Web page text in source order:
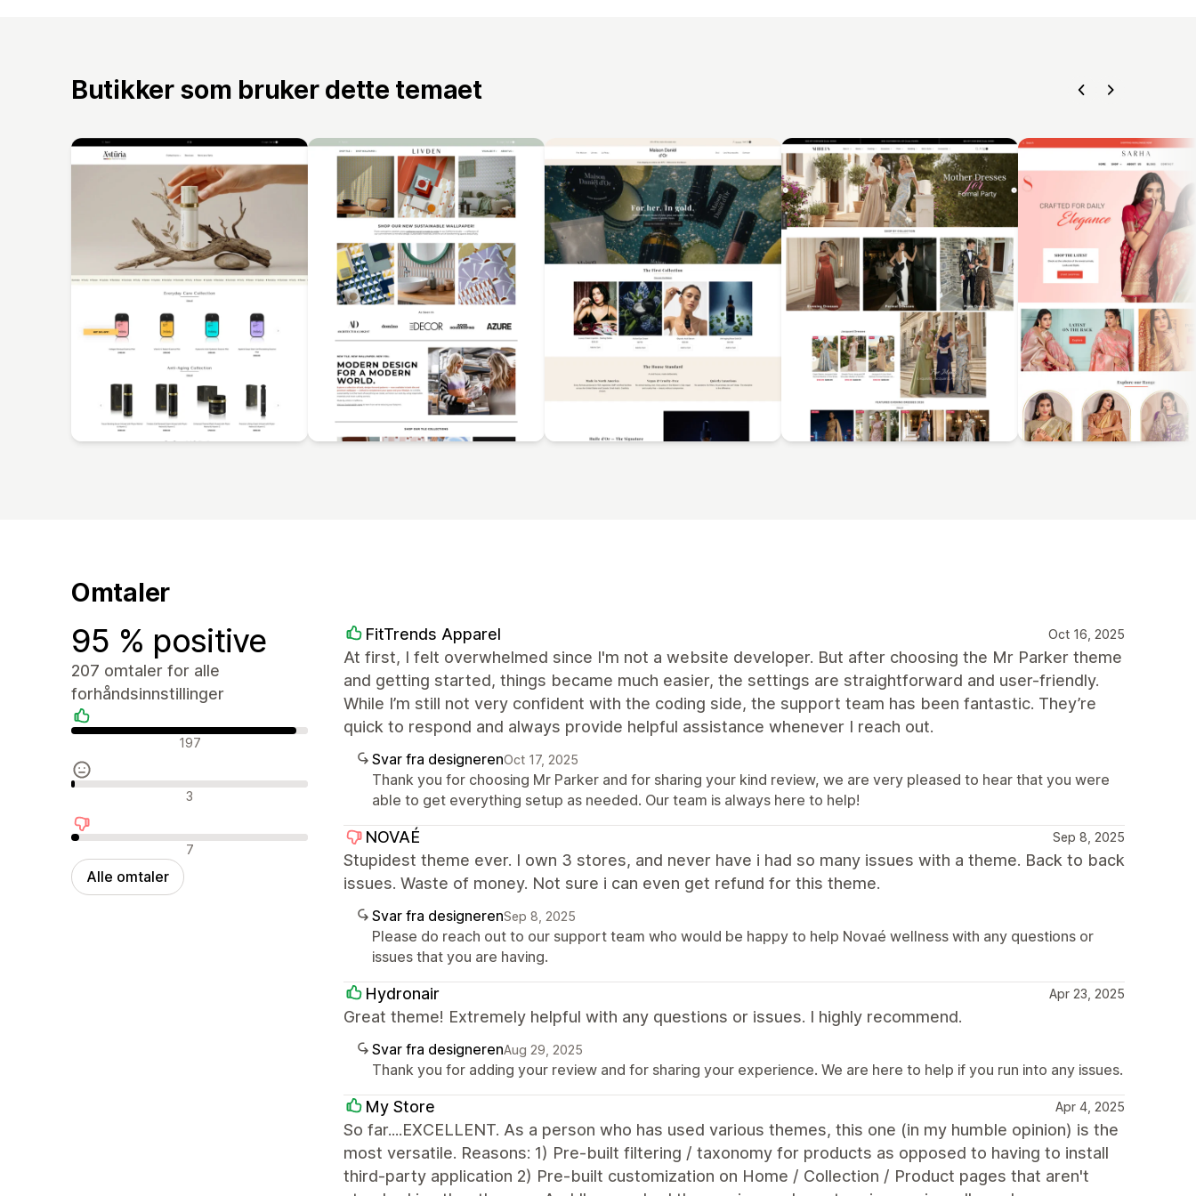
Butikker som bruker dette temaet
Omtaler
95 % positive
207 omtaler for alle
forhåndsinnstillinger
Positive omtaler 197
Nøytrale omtaler 3
Negative omtaler 7
Alle omtaler
FitTrends Apparel Oct 16, 2025
At first, I felt overwhelmed since I'm not a website developer. But after choosing the Mr Parker theme
and getting started, things became much easier, the settings are straightforward and user-friendly.
While I’m still not very confident with the coding side, the support team has been fantastic. They’re
quick to respond and always provide helpful assistance whenever I reach out.
Svar fra designerenOct 17, 2025
Thank you for choosing Mr Parker and for sharing your kind review, we are very pleased to hear that you were
able to get everything setup as needed. Our team is always here to help!
NOVAÉ Sep 8, 2025
Stupidest theme ever. I own 3 stores, and never have i had so many issues with a theme. Back to back
issues. Waste of money. Not sure i can even get refund for this theme.
Svar fra designerenSep 8, 2025
Please do reach out to our support team who would be happy to help Novaé wellness with any questions or
issues that you are having.
Hydronair Apr 23, 2025
Great theme! Extremely helpful with any questions or issues. I highly recommend.
Svar fra designerenAug 29, 2025
Thank you for adding your review and for sharing your experience. We are here to help if you run into any issues.
My Store Apr 4, 2025
So far....EXCELLENT. As a person who has used various themes, this one (in my humble opinion) is the
most versatile. Reasons: 1) Pre-built filtering / taxonomy for products as opposed to having to install
third-party application 2) Pre-built customization on Home / Collection / Product pages that aren't